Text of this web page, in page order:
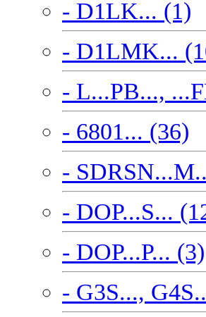
- D1LK... (1)
- D1LMK...
- L...PB...,
- 6801... (36)
-
- DOP...S...
- DOP...P... (3)
- G3S...,